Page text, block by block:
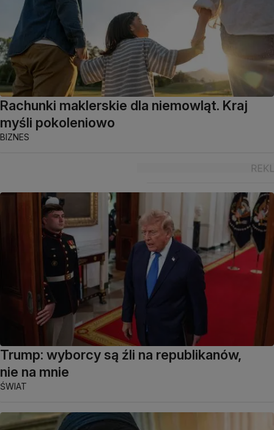
Rachunki maklerskie dla niemowląt. Kraj
myśli pokoleniowo
BIZNES
Trump: wyborcy są źli na republikanów,
nie na mnie
ŚWIAT